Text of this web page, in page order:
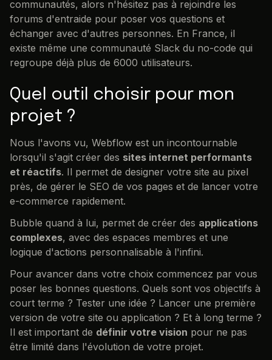
communautés, alors n'hésitez pas à rejoindre les
forums d'entraide pour poser vos questions et
échanger avec d'autres personnes. En France, il
existe même une communauté Slack du no-code qui
regroupe déjà plus de 6000 utilisateurs.
Quel outil choisir pour mon
projet ?
Nous l'avons vu, Webflow est un incontournable
lorsqu'il s'agit créer des sites internet performants
et réactifs. Il permet de designer votre site au pixel
près, de gérer le SEO de vos pages et de lancer votre
e-commerce rapidement.
Bubble quand à lui, permet de créer des applications
complexes, avec des espaces membres et une
logique d'actions personnalisable à l'infini.
Pour avancer dans votre choix commencez par vous
poser les bonnes questions. Quels sont vos objectifs à
court terme ? Tester une idée ? Lancer une première
version de votre site ou application ? Et à long terme ?
Il est important de définir votre vision pour ne pas
être limité dans l'évolution de votre projet.